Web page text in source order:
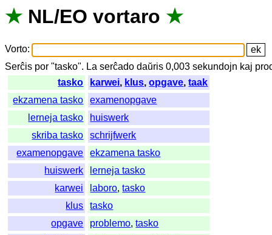
★ NL/EO vortaro ★
Vorto:
Serĉis por "tasko". La serĉado daŭris 0,003sekundojn kaj
tasko
karwei, klus,opgave,taak
ekzamena tasko
examenopgave
lerneja tasko
huiswerk
skriba tasko
schrijfwerk
examenopgave
ekzamena tasko
huiswerk
lerneja tasko
karwei
laboro,tasko
klus
tasko
opgave
problemo,tasko